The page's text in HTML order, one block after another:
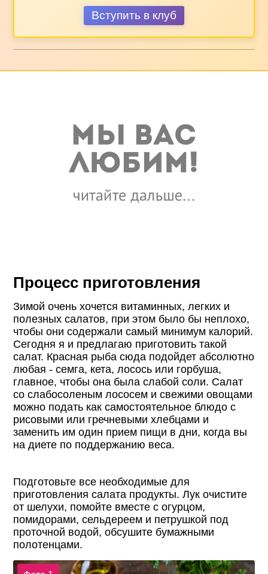
Вступить в клуб
Процесс приготовления
Зимой очень хочется витаминных, легких и
полезных салатов, при этом было бы неплохо,
чтобы они содержали самый минимум калорий.
Сегодня я и предлагаю приготовить такой
салат. Красная рыба сюда подойдет абсолютно
любая - семга, кета, лосось или горбуша,
главное, чтобы она была слабой соли. Салат
со слабосоленым лососем и свежими овощами
можно подать как самостоятельное блюдо с
рисовыми или гречневыми хлебцами и
заменить им один прием пищи в дни, когда вы
на диете по поддержанию веса.
Подготовьте все необходимые для
приготовления салата продукты. Лук очистите
от шелухи, помойте вместе с огурцом,
помидорами, сельдереем и петрушкой под
проточной водой, обсушите бумажными
полотенцами.